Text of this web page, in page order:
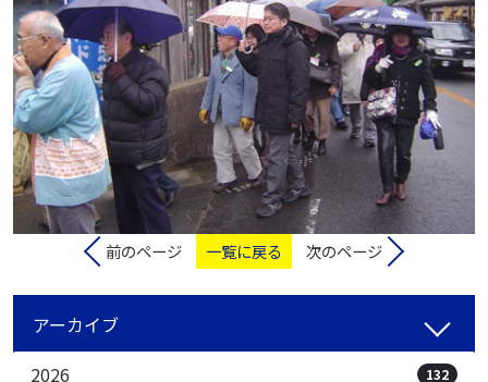
前のページ 一覧に戻る 次のページ
アーカイブ
2026
132